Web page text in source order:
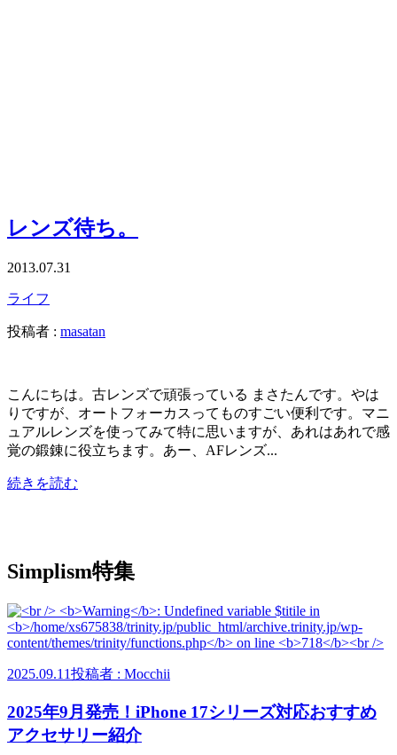
レンズ待ち。
2013.07.31
ライフ
投稿者 : masatan
こんにちは。古レンズで頑張っている まさたんです。やは
りですが、オートフォーカスってものすごい便利です。マニ
ュアルレンズを使ってみて特に思いますが、あれはあれで感
覚の鍛錬に役立ちます。あー、AFレンズ...
続きを読む
Simplism特集
2025.09.11投稿者 : Mocchii
2025年9月発売！iPhone 17シリーズ対応おすすめ
アクセサリー紹介